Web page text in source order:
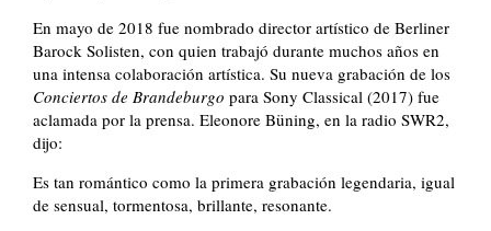
En mayo de 2018 fue nombrado director artístico de Berliner
Barock Solisten, con quien trabajó durante muchos años en
una intensa colaboración artística. Su nueva grabación de los
Conciertos de Brandeburgo para Sony Classical (2017) fue
aclamada por la prensa. Eleonore Büning, en la radio SWR2,
dijo:
Es tan romántico como la primera grabación legendaria, igual
de sensual, tormentosa, brillante, resonante.